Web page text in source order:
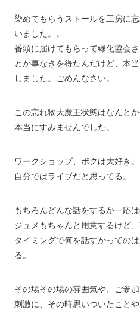
染めてもらうストールを工房に
いました。。
番頭に届けてもらって緑化協会
とか事なきを得たんだけど、本
しました。ごめんなさい。
この忘れ物大魔王状態はなんと
本当にすみませんでした。
ワークショップ、ボクは大好き。
自分ではライブだと思ってる。
もちろんどんな話をするか一応
ジュメもちゃんと用意するけど
タイミングで何を話すかっての
る。
その場その場の雰囲気や、ご参
刺激に、その時思いついたこと